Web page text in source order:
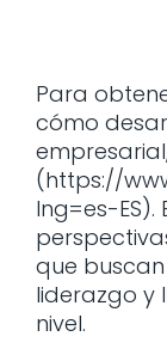
Para
cómo
(https://
lng=es-
que
liderazgo y
nivel.